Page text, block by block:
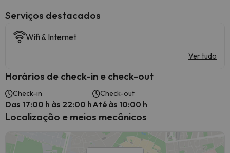
Serviços destacados
Wifi & Internet
Ver tudo
Horários de check-in e check-out
Check-in
Das 17:00 h às 22:00 h
Check-out
Até às 10:00 h
Localização e meios mecânicos